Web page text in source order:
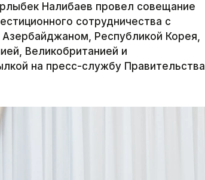
Налибаев провел совещание
сотрудничества с
Республикой Корея,
Великобританией и
на пресс-службу Правительства